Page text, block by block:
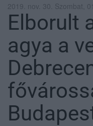
2019. nov. 30. Szombat,
Elborult
agya a